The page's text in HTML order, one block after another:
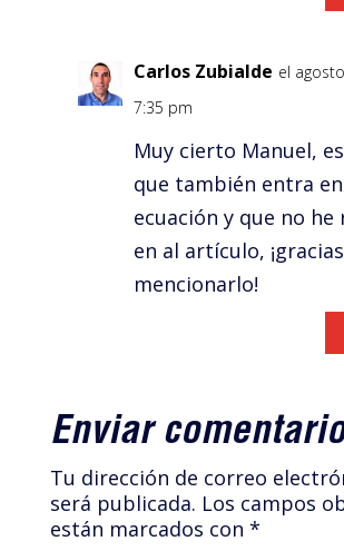
Carlos Zubialde el
7:35 pm
Muy cierto Manuel,
que también entra
ecuación y que no he
en al artículo,
mencionarlo!
Enviar
Tu dirección de correo
será publicada. Los campos
están marcados con *